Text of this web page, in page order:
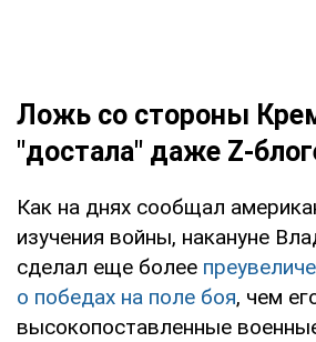
Ложь со стороны
"достала" даже Z-
Как на днях сообщал
изучения войны, накануне
сделал еще более
о победах на поле боя, чем
высокопоставленные